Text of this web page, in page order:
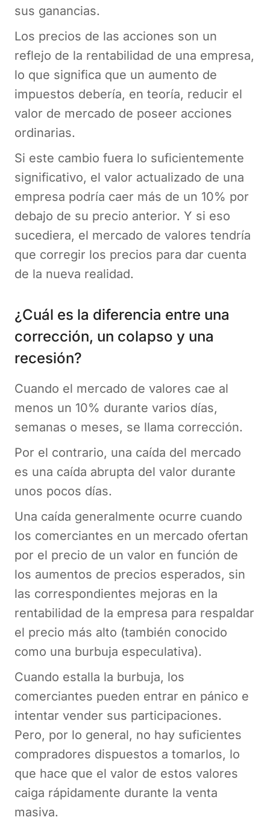
sus ganancias.
Los precios de las acciones son un
reflejo de la rentabilidad de una empresa,
lo que significa que un aumento de
impuestos debería, en teoría, reducir el
valor de mercado de poseer acciones
ordinarias.
Si este cambio fuera lo suficientemente
significativo, el valor actualizado de una
empresa podría caer más de un 10% por
debajo de su precio anterior. Y si eso
sucediera, el mercado de valores tendría
que corregir los precios para dar cuenta
de la nueva realidad.
¿Cuál es la diferencia entre una
corrección, un colapso y una
recesión?
Cuando el mercado de valores cae al
menos un 10% durante varios días,
semanas o meses, se llama corrección.
Por el contrario, una caída del mercado
es una caída abrupta del valor durante
unos pocos días.
Una caída generalmente ocurre cuando
los comerciantes en un mercado ofertan
por el precio de un valor en función de
los aumentos de precios esperados, sin
las correspondientes mejoras en la
rentabilidad de la empresa para respaldar
el precio más alto (también conocido
como una burbuja especulativa).
Cuando estalla la burbuja, los
comerciantes pueden entrar en pánico e
intentar vender sus participaciones.
Pero, por lo general, no hay suficientes
compradores dispuestos a tomarlos, lo
que hace que el valor de estos valores
caiga rápidamente durante la venta
masiva.